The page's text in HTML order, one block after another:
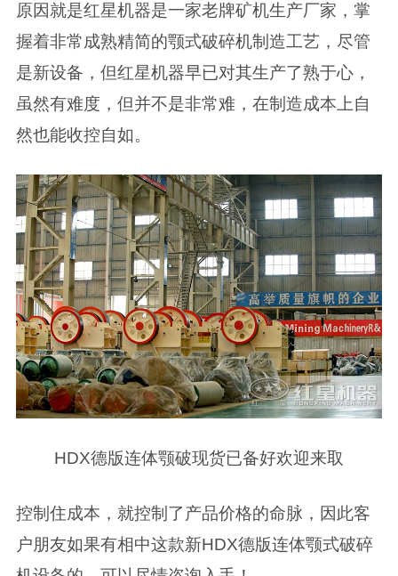
原因就是红星机器是一家老牌矿机生产厂家，掌
握着非常成熟精简的颚式破碎机制造工艺，尽管
是新设备，但红星机器早已对其生产了熟于心，
虽然有难度，但并不是非常难，在制造成本上自
然也能收控自如。
HDX德版连体颚破现货已备好欢迎来取
控制住成本，就控制了产品价格的命脉，因此客
户朋友如果有相中这款新HDX德版连体颚式破碎